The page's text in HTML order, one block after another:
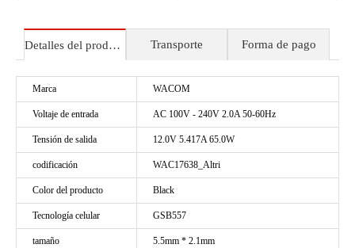
Detalles del producto Transporte Forma de pago
Marca WACOM
Voltaje de entrada AC 100V - 240V 2.0A 50-60Hz
Tensión de salida 12.0V 5.417A 65.0W
codificación WAC17638_Altri
Color del producto Black
Tecnología celular GSB557
tamaño 5.5mm * 2.1mm